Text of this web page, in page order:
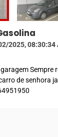
2025, 08:30:34
Sempre
de senhora